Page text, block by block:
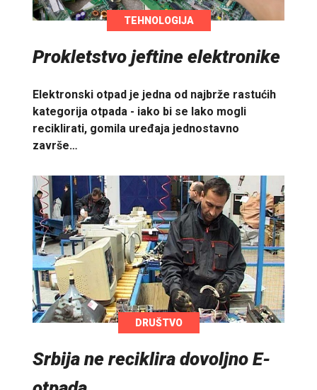
TEHNOLOGIJA
Prokletstvo jeftine elektronike
Elektronski otpad je jedna od najbrže rastućih
kategorija otpada - iako bi se lako mogli
reciklirati, gomila uređaja jednostavno
završe…
DRUŠTVO
Srbija ne reciklira dovoljno E-